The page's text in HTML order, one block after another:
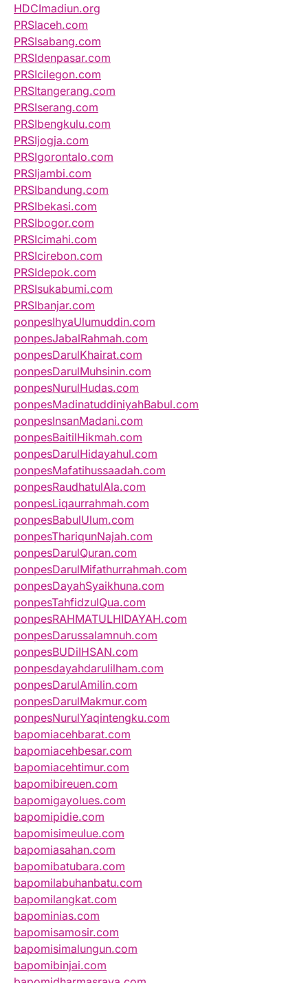
HDCImadiun.org
PRSIaceh.com
PRSIsabang.com
PRSIdenpasar.com
PRSIcilegon.com
PRSItangerang.com
PRSIserang.com
PRSIbengkulu.com
PRSIjogja.com
PRSIgorontalo.com
PRSIjambi.com
PRSIbandung.com
PRSIbekasi.com
PRSIbogor.com
PRSIcimahi.com
PRSIcirebon.com
PRSIdepok.com
PRSIsukabumi.com
PRSIbanjar.com
ponpesIhyaUlumuddin.com
ponpesJabalRahmah.com
ponpesDarulKhairat.com
ponpesDarulMuhsinin.com
ponpesNurulHudas.com
ponpesMadinatuddiniyahBabul.com
ponpesInsanMadani.com
ponpesBaitilHikmah.com
ponpesDarulHidayahul.com
ponpesMafatihussaadah.com
ponpesRaudhatulAla.com
ponpesLiqaurrahmah.com
ponpesBabulUlum.com
ponpesThariqunNajah.com
ponpesDarulQuran.com
ponpesDarulMifathurrahmah.com
ponpesDayahSyaikhuna.com
ponpesTahfidzulQua.com
ponpesRAHMATULHIDAYAH.com
ponpesDarussalamnuh.com
ponpesBUDiIHSAN.com
ponpesdayahdarulilham.com
ponpesDarulAmilin.com
ponpesDarulMakmur.com
ponpesNurulYaqintengku.com
bapomiacehbarat.com
bapomiacehbesar.com
bapomiacehtimur.com
bapomibireuen.com
bapomigayolues.com
bapomipidie.com
bapomisimeulue.com
bapomiasahan.com
bapomibatubara.com
bapomilabuhanbatu.com
bapomilangkat.com
bapominias.com
bapomisamosir.com
bapomisimalungun.com
bapomibinjai.com